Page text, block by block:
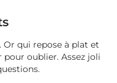
Or qui repose à plat et
oublier. Assez joli